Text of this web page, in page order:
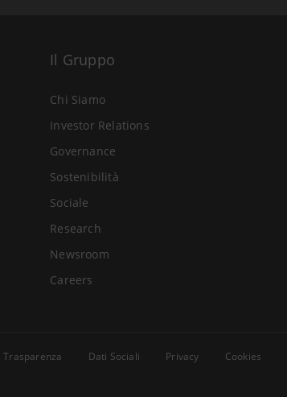
Il Gruppo
Chi Siamo
Investor Relations
Governance
Sostenibilità
Sociale
Research
Newsroom
Careers
Trasparenza Dati Sociali Privacy Cookies